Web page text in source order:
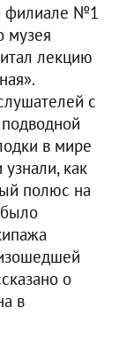
филиале №1
музея
лекцию
с
в мире
как
полюс на
о
в